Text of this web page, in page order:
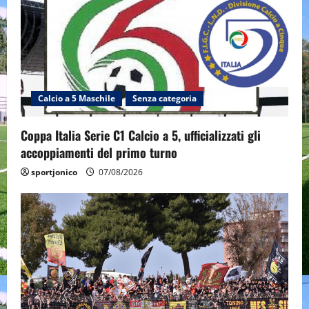
Calcio a 5 Maschile Senza categoria
Coppa Italia Serie C1 Calcio a 5, ufficializzati gli
accoppiamenti del primo turno
sportjonico 07/08/2026